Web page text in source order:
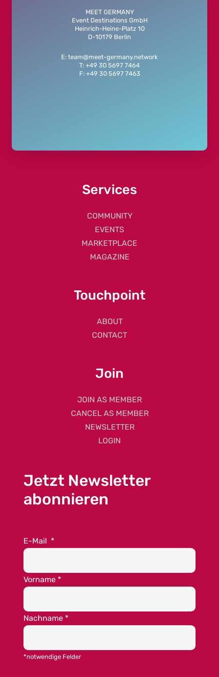
MEET GERMANY
Event Destinations GmbH
Heinrich-Heine-Platz 10
D-10179 Berlin
E: team@meet-germany.network
T: +49 30 5697 7464
F: +49 30 5697 7463
Services
COMMUNITY
EVENTS
MARKETPLACE
MAGAZINE
Touchpoint
ABOUT
CONTACT
Join
JOIN AS MEMBER
CANCEL AS MEMBER
NEWSLETTER
LOGIN
Jetzt Newsletter
abonnieren
E-Mail *
Vorname *
Nachname *
*notwendige Felder